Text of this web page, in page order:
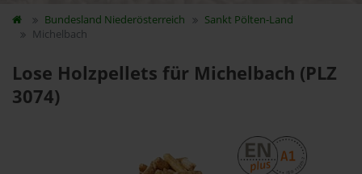
Bundesland Niederösterreich
Sankt Pölten-Land
Michelbach
Lose Holzpellets für Michelbach (PLZ
3074)